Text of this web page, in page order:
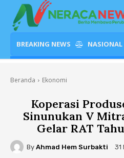
BREAKING NEWS NASIONAL
Beranda Ekonomi
Koperasi
Sinunukan V
Gelar RAT
By Ahmad Hem Surbakti 31